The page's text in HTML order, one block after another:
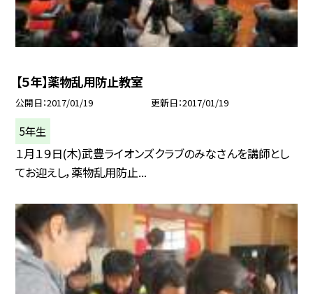
【５年】薬物乱用防止教室
公開日 2017/01/19 更新日 2017/01/19
5年生
１月１９日(木)武豊ライオンズクラブのみなさんを講師とし
てお迎えし，薬物乱用防止...